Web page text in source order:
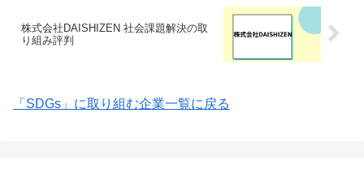
株式会社DAISHIZEN 社会課題解決の取
り組み評判
「SDGs」に取り組む企業一覧に戻る